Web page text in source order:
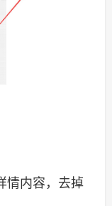
情内容，去掉